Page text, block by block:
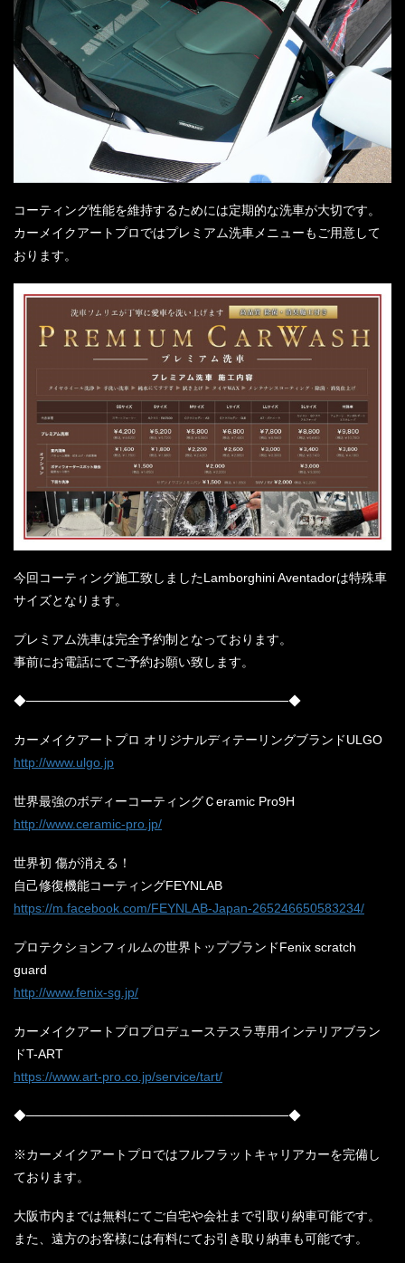
コーティング性能を維持するためには定期的な洗車が大切です。
カーメイクアートプロではプレミアム洗車メニューもご用意して
おります。
今回コーティング施工致しましたLamborghini Aventadorは特殊車
サイズとなります。
プレミアム洗車は完全予約制となっております。
事前にお電話にてご予約お願い致します。
◆─────────────────────────────◆
カーメイクアートプロ オリジナルディテーリングブランドULGO
http://www.ulgo.jp
世界最強のボディーコーティングＣeramic Pro9H
http://www.ceramic-pro.jp/
世界初 傷が消える！
自己修復機能コーティングFEYNLAB
https://m.facebook.com/FEYNLAB-Japan-265246650583234/
プロテクションフィルムの世界トップブランドFenix scratch
guard
http://www.fenix-sg.jp/
カーメイクアートプロプロデューステスラ専用インテリアブラン
ドT-ART
https://www.art-pro.co.jp/service/tart/
◆─────────────────────────────◆
※カーメイクアートプロではフルフラットキャリアカーを完備し
ております。
大阪市内までは無料にてご自宅や会社まで引取り納車可能です。
また、遠方のお客様には有料にてお引き取り納車も可能です。